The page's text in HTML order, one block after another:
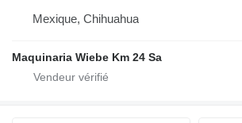
Mexique, Chihuahua
Maquinaria Wiebe Km 24 Sa